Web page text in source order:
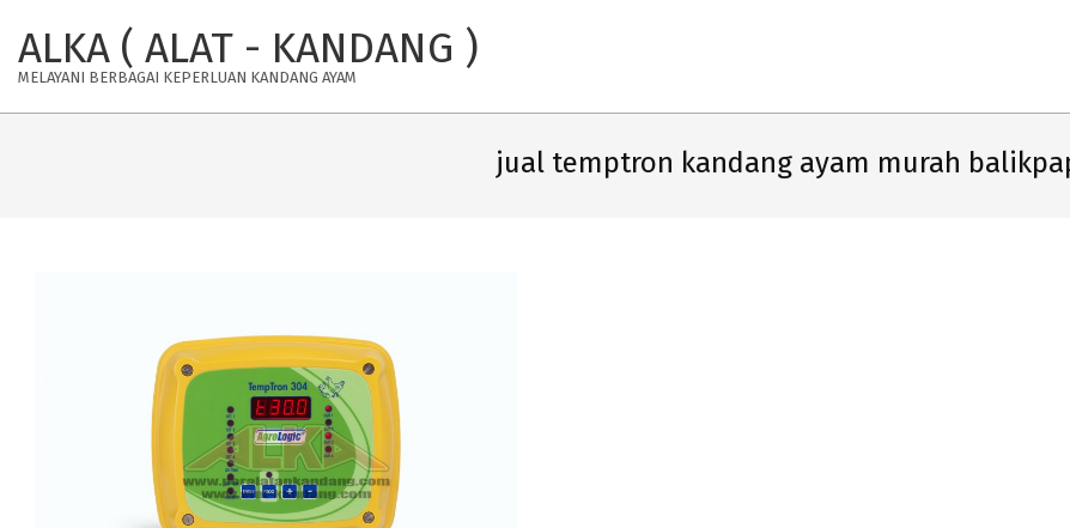
content
ALKA ( ALAT - KANDANG )
MELAYANI BERBAGAI KEPERLUAN KANDANG AYAM
jual temptron kandang ayam murah